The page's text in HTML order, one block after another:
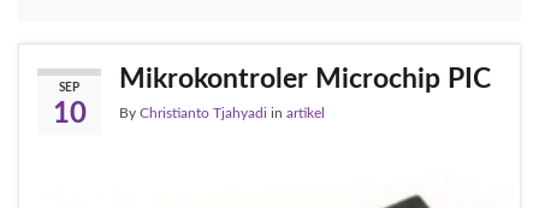
SEP
10
Mikrokontroler Microchip PIC
By Christianto Tjahyadi in artikel